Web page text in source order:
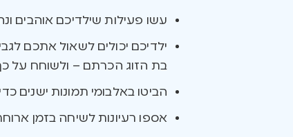
עשו פעילות שילדיכם אוהבים
ילדיכם יכולים לשאול אתכם
בת הזוג הכרתם – ולשוחח על
הביטו באלבומי תמונות ישנים
אספו רעיונות לשיחה בזמן